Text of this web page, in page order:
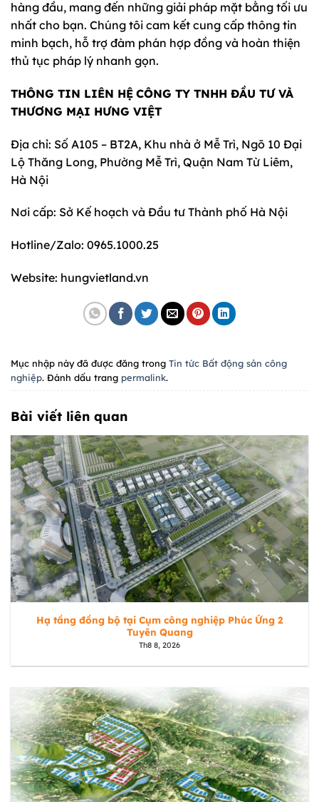
hàng đầu, mang đến những giải pháp mặt bằng tối ưu
nhất cho bạn. Chúng tôi cam kết cung cấp thông tin
minh bạch, hỗ trợ đàm phán hợp đồng và hoàn thiện
thủ tục pháp lý nhanh gọn.
THÔNG TIN LIÊN HỆ CÔNG TY TNHH ĐẦU TƯ VÀ
THƯƠNG MẠI HƯNG VIỆT
Địa chỉ: Số A105 – BT2A, Khu nhà ở Mễ Trì, Ngõ 10 Đại
Lộ Thăng Long, Phường Mễ Trì, Quận Nam Từ Liêm,
Hà Nội
Nơi cấp: Sở Kế hoạch và Đầu tư Thành phố Hà Nội
Hotline/Zalo: 0965.1000.25
Website: hungvietland.vn
Mục nhập này đã được đăng trong Tin tức Bất động sản công
nghiệp. Đánh dấu trang permalink.
Bài viết liên quan
Hạ tầng đồng bộ tại Cụm công nghiệp Phúc Ứng 2
Tuyên Quang
Th8 8, 2026